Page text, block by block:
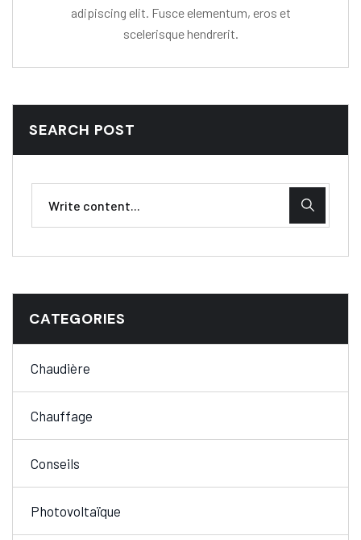
adipiscing elit. Fusce elementum, eros et
scelerisque hendrerit.
SEARCH POST
CATEGORIES
Chaudière
Chauffage
Conseils
Photovoltaïque